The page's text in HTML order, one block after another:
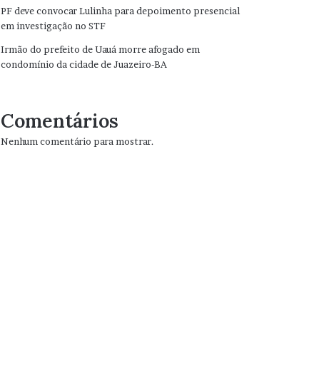
PF deve convocar Lulinha para depoimento presencial
em investigação no STF
Irmão do prefeito de Uauá morre afogado em
condomínio da cidade de Juazeiro-BA
Comentários
Nenhum comentário para mostrar.